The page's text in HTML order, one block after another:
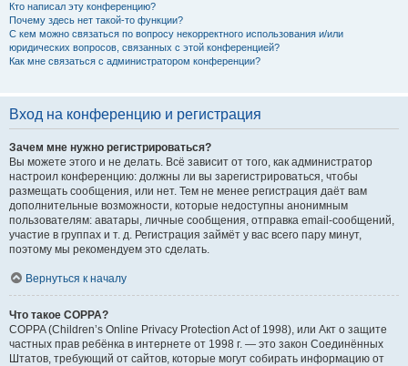
Кто написал эту конференцию?
Почему здесь нет такой-то функции?
С кем можно связаться по вопросу некорректного использования и/или
юридических вопросов, связанных с этой конференцией?
Как мне связаться с администратором конференции?
Вход на конференцию и регистрация
Зачем мне нужно регистрироваться?
Вы можете этого и не делать. Всё зависит от того, как администратор
настроил конференцию: должны ли вы зарегистрироваться, чтобы
размещать сообщения, или нет. Тем не менее регистрация даёт вам
дополнительные возможности, которые недоступны анонимным
пользователям: аватары, личные сообщения, отправка email-сообщений,
участие в группах и т. д. Регистрация займёт у вас всего пару минут,
поэтому мы рекомендуем это сделать.
Вернуться к началу
Что такое COPPA?
COPPA (Children’s Online Privacy Protection Act of 1998), или Акт о защите
частных прав ребёнка в интернете от 1998 г. — это закон Соединённых
Штатов, требующий от сайтов, которые могут собирать информацию от